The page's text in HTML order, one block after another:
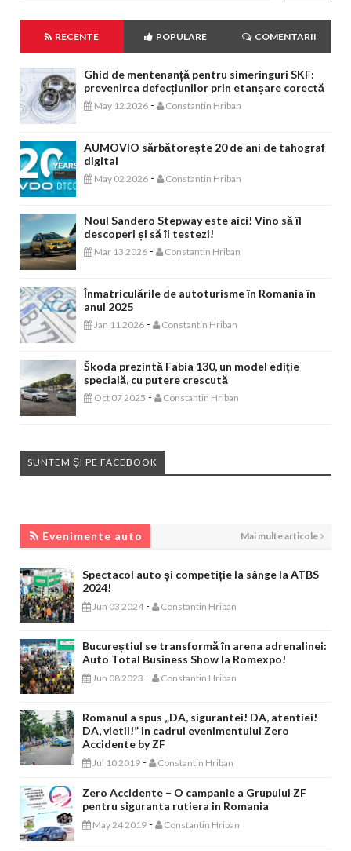
RECENTE POPULARE COMENTARII
Ghid de mentenanță pentru simeringuri SKF:
prevenirea defecțiunilor prin etanșare corectă
May 12 2026 - Constantin Hriban
AUMOVIO sărbătorește 20 de ani de tahograf
digital
May 02 2026 - Constantin Hriban
Noul Sandero Stepway este aici! Vino să îl
descoperi și să îl testezi!
Mar 13 2026 - Constantin Hriban
Înmatriculările de autoturisme în Romania în
anul 2025
Jan 11 2026 - Constantin Hriban
Škoda prezintă Fabia 130, un model ediție
specială, cu putere crescută
Oct 07 2025 - Constantin Hriban
SUNTEM ȘI PE FACEBOOK
Evenimente auto Mai multe articole
Spectacol auto și competiție la sânge la ATBS
2024!
Jun 03 2024 - Constantin Hriban
Bucureștiul se transformă în arena adrenalinei:
Auto Total Business Show la Romexpo!
Jun 08 2023 - Constantin Hriban
Romanul a spus „DA, sigurantei! DA, atentiei!
DA, vietii!” in cadrul evenimentului Zero
Accidente by ZF
Jul 10 2019 - Constantin Hriban
Zero Accidente – O campanie a Grupului ZF
pentru siguranta rutiera in Romania
May 24 2019 - Constantin Hriban